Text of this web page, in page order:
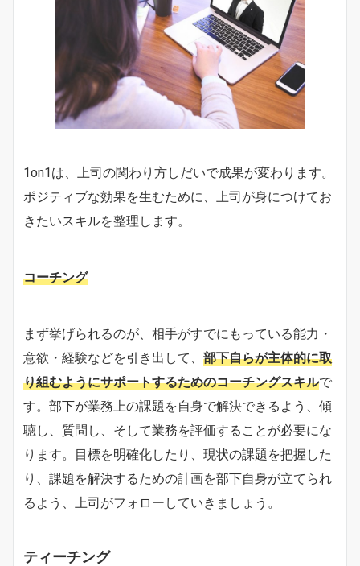
1on1は、上司の関わり方しだいで成果が変わります。
ポジティブな効果を生むために、上司が身につけてお
きたいスキルを整理します。
コーチング
まず挙げられるのが、相手がすでにもっている能力・
意欲・経験などを引き出して、 部下自らが主体的に取
り組むようにサポートするためのコーチングスキルで
す。部下が業務上の課題を自身で解決できるよう、傾
聴し、質問し、そして業務を評価することが必要にな
ります。目標を明確化したり、現状の課題を把握した
り、課題を解決するための計画を部下自身が立てられ
るよう、上司がフォローしていきましょう。
ティーチング